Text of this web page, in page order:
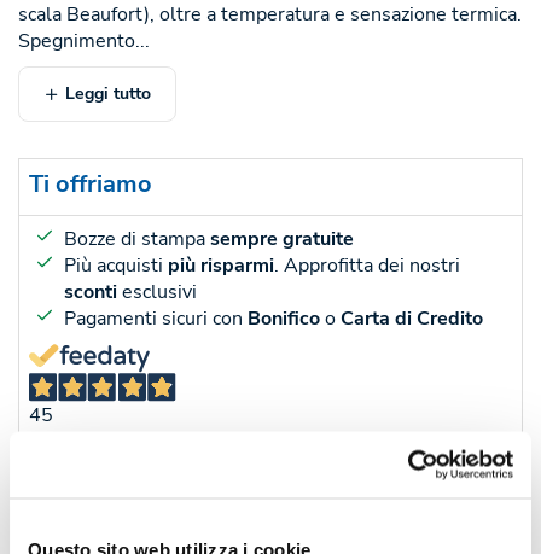
Questo sito web utilizza i cookie
scala Beaufort), oltre a temperatura e sensazione termica.
Spegnimento...
Leggi tutto
Ti offriamo
Bozze di stampasempre gratuite
Più acquisti più risparmi. Approfitta dei nostri
scontiesclusivi
Pagamenti sicuri con BonificooCarta di Credito
45